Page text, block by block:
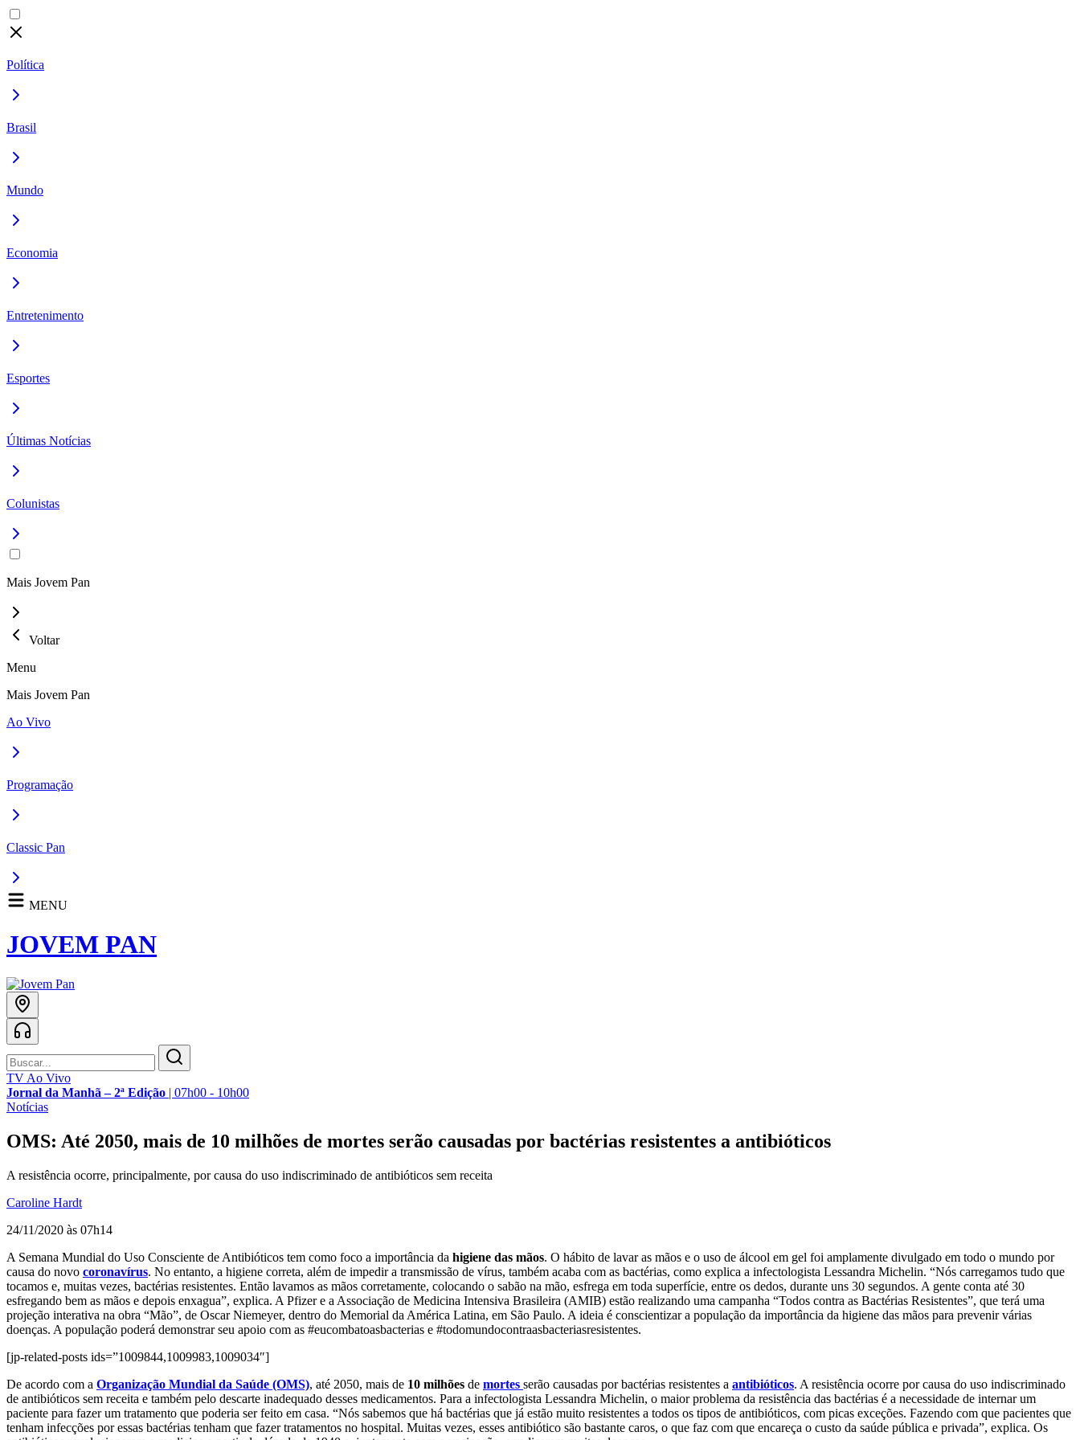
Política
Brasil
Mundo
Economia
Entretenimento
Esportes
Últimas Notícias
Colunistas
Mais Jovem Pan
Voltar
Menu
Mais Jovem Pan
Ao Vivo
Programação
Classic Pan
MENU
JOVEM PAN
TV Ao Vivo
Jornal da Manhã – 2ª Edição | 07h00 - 10h00
Notícias
OMS: Até 2050, mais de 10 milhões de mortes serão causadas por bactérias resistentes a antibióticos
A resistência ocorre, principalmente, por causa do uso indiscriminado de antibióticos sem receita
Caroline Hardt
24/11/2020 às 07h14
A Semana Mundial do Uso Consciente de Antibióticos tem como foco a importância da higiene das mãos. O hábito de lavar as mãos e o uso de álcool em gel foi amplamente divulgado em todo o mundo por
causa do novo coronavírus. No entanto, a higiene correta, além de impedir a transmissão de vírus, também acaba com as bactérias, como explica a infectologista Lessandra Michelin. “Nós carregamos tudo que
tocamos e, muitas vezes, bactérias resistentes. Então lavamos as mãos corretamente, colocando o sabão na mão, esfrega em toda superfície, entre os dedos, durante uns 30 segundos. A gente conta até 30
esfregando bem as mãos e depois enxagua”, explica. A Pfizer e a Associação de Medicina Intensiva Brasileira (AMIB) estão realizando uma campanha “Todos contra as Bactérias Resistentes”, que terá uma
projeção interativa na obra “Mão”, de Oscar Niemeyer, dentro do Memorial da América Latina, em São Paulo. A ideia é conscientizar a população da importância da higiene das mãos para prevenir várias
doenças. A população poderá demonstrar seu apoio com as #eucombatoasbacterias e #todomundocontraasbacteriasresistentes.
[jp-related-posts ids=”1009844,1009983,1009034″]
De acordo com a Organização Mundial da Saúde (OMS), até 2050, mais de 10 milhões de mortes serão causadas por bactérias resistentes a antibióticos. A resistência ocorre por causa do uso indiscriminado
de antibióticos sem receita e também pelo descarte inadequado desses medicamentos. Para a infectologista Lessandra Michelin, o maior problema da resistência das bactérias é a necessidade de internar um
paciente para fazer um tratamento que poderia ser feito em casa. “Nós sabemos que há bactérias que já estão muito resistentes a todos os tipos de antibióticos, com picas exceções. Fazendo com que pacientes que
tenham infecções por essas bactérias tenham que fazer tratamentos no hospital. Muitas vezes, esses antibiótico são bastante caros, o que faz com que encareça o custo da saúde pública e privada”, explica. Os